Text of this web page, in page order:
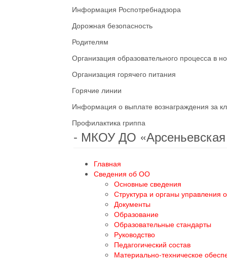
Информация Роспотребнадзора
Дорожная безопасность
Родителям
Организация образовательного процесса в
Организация горячего питания
Горячие линии
Информация о выплате вознаграждения за
Профилактика гриппа
- МКОУ ДО
Главная
Сведения об ОО
Основные сведения
Структура и органы управления
Документы
Образование
Образовательные стандарты
Руководство
Педагогический состав
Материально-техническое